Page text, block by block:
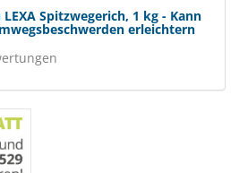
Spitzwegerich, 1 kg - Kann
erleichtern